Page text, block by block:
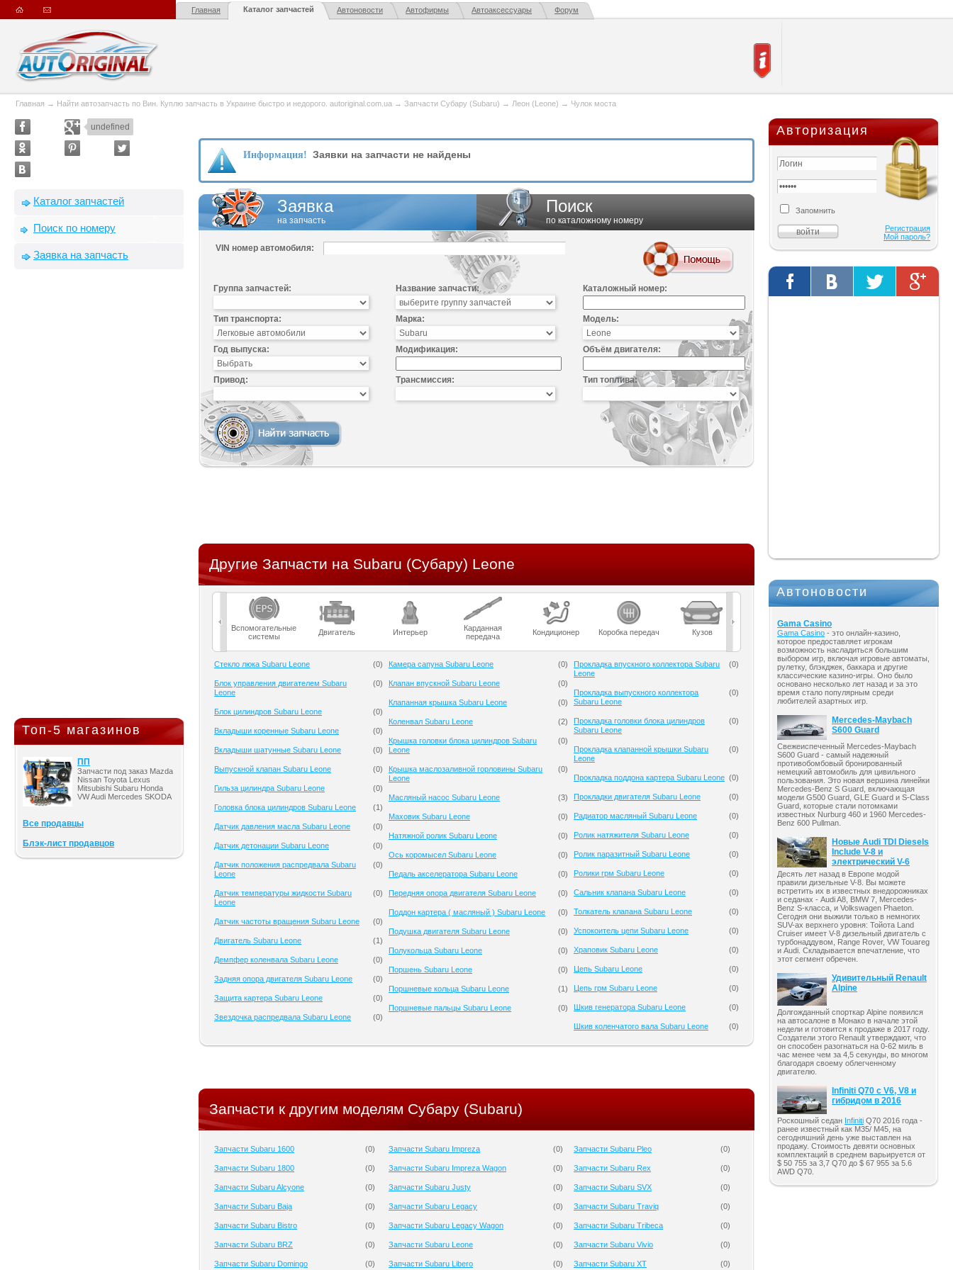
Главная Каталог запчастей Автоновости Автофирмы Автоаксессуары Форум
Главная → Найти автозапчасть по Вин. Куплю запчасть в Украине быстро и недорого. autoriginal.com.ua → Запчасти Субару (Subaru) → Леон (Leone) → Чулок моста
undefined
Каталог запчастей
Поиск по номеру
Заявка на запчасть
Топ-5 магазинов
ПП
Запчасти под заказ Mazda
Nissan Toyota Lexus
Mitsubishi Subaru Honda
VW Audi Mercedes SKODA
Все продавцы
Блэк-лист продавцов
Информация! Заявки на запчасти не найдены
Заявка
на запчасть
Поиск
по каталожному номеру
VIN номер автомобиля:
Группа запчастей: Название запчасти: Каталожный номер:
Тип транспорта: Марка: Модель:
Год выпуска: Модификация: Объём двигателя:
Привод: Трансмиссия: Тип топлива:
Другие Запчасти на Subaru (Субару) Leone
Вспомогательные
системы
Двигатель Интерьер
Карданная
передача
Кондиционер Коробка передач Кузов Масла Мост
Cтекло люка Subaru Leone (0)
Блок управления двигателем Subaru
Leone
(0)
Блок цилиндров Subaru Leone (0)
Вкладыши коренные Subaru Leone (0)
Вкладыши шатунные Subaru Leone (0)
Выпускной клапан Subaru Leone (0)
Гильза цилиндра Subaru Leone (0)
Головка блока цилиндров Subaru Leone (1)
Датчик давления масла Subaru Leone (0)
Датчик детонации Subaru Leone (0)
Датчик положения распредвала Subaru
Leone
(0)
Датчик температуры жидкости Subaru
Leone
(0)
Датчик частоты вращения Subaru Leone (0)
Двигатель Subaru Leone (1)
Демпфер коленвала Subaru Leone (0)
Задняя опора двигателя Subaru Leone (0)
Защита картера Subaru Leone (0)
Звездочка распредвала Subaru Leone (0)
Камера сапуна Subaru Leone (0)
Клапан впускной Subaru Leone (0)
Клапанная крышка Subaru Leone (0)
Коленвал Subaru Leone (2)
Крышка головки блока цилиндров Subaru
Leone
(0)
Крышка маслозаливной горловины Subaru
Leone
(0)
Масляный насос Subaru Leone (3)
Маховик Subaru Leone (0)
Натяжной ролик Subaru Leone (0)
Ось коромысел Subaru Leone (0)
Педаль акселератора Subaru Leone (0)
Передняя опора двигателя Subaru Leone (0)
Поддон картера ( масляный ) Subaru Leone (0)
Подушка двигателя Subaru Leone (0)
Полукольца Subaru Leone (0)
Поршень Subaru Leone (0)
Поршневые кольца Subaru Leone (1)
Поршневые пальцы Subaru Leone (0)
Прокладка впускного коллектора Subaru
Leone
(0)
Прокладка выпускного коллектора
Subaru Leone
(0)
Прокладка головки блока цилиндров
Subaru Leone
(0)
Прокладка клапанной крышки Subaru
Leone
(0)
Прокладка поддона картера Subaru Leone (0)
Прокладки двигателя Subaru Leone (0)
Радиатор масляный Subaru Leone (0)
Ролик натяжителя Subaru Leone (0)
Ролик паразитный Subaru Leone (0)
Ролики грм Subaru Leone (0)
Сальник клапана Subaru Leone (0)
Толкатель клапана Subaru Leone (0)
Успокоитель цепи Subaru Leone (0)
Храповик Subaru Leone (0)
Цепь Subaru Leone (0)
Цепь грм Subaru Leone (0)
Шкив генератора Subaru Leone (0)
Шкив коленчатого вала Subaru Leone (0)
Запчасти к другим моделям Субару (Subaru)
Запчасти Subaru 1600 (0)
Запчасти Subaru 1800 (0)
Запчасти Subaru Alcyone (0)
Запчасти Subaru Baja (0)
Запчасти Subaru Bistro (0)
Запчасти Subaru BRZ (0)
Запчасти Subaru Domingo (0)
Запчасти Subaru Impreza (0)
Запчасти Subaru Impreza Wagon (0)
Запчасти Subaru Justy (0)
Запчасти Subaru Legacy (0)
Запчасти Subaru Legacy Wagon (0)
Запчасти Subaru Leone (0)
Запчасти Subaru Libero (0)
Запчасти Subaru Pleo (0)
Запчасти Subaru Rex (0)
Запчасти Subaru SVX (0)
Запчасти Subaru Traviq (0)
Запчасти Subaru Tribeca (0)
Запчасти Subaru Vivio (0)
Запчасти Subaru XT (0)
Авторизация
Запомнить
Регистрация
Мой пароль?
Автоновости
Gama Casino
Gama Casino - это онлайн-казино,
которое предоставляет игрокам
возможность насладиться большим
выбором игр, включая игровые автоматы,
рулетку, блэкджек, баккара и другие
классические казино-игры. Оно было
основано несколько лет назад и за это
время стало популярным среди
любителей азартных игр.
Mercedes-Maybach
S600 Guard
Свежеиспеченный Mercedes-Maybach
S600 Guard - самый надежный
противобомбовый бронированный
немецкий автомобиль для цивильного
пользования. Это новая вершина линейки
Mercedes-Benz S Guard, включающая
модели G500 Guard, GLE Guard и S-Class
Guard, которые стали потомками
известных Nurburg 460 и 1960 Mercedes-
Benz 600 Pullman.
Новые Audi TDI Diesels
Include V-8 и
электрический V-6
Десять лет назад в Европе модой
правили дизельные V-8. Вы можете
встретить их в известных внедорожниках
и седанах - Audi A8, BMW 7, Mercedes-
Benz S-класса, и Volkswagen Phaeton.
Сегодня они выжили только в немногих
SUV-ах верхнего уровня: Тойота Land
Cruiser имеет V-8 дизельный двигатель с
турбонаддувом, Range Rover, VW Touareg
и Audi. Складывается впечатление, что
этот сегмент обречен.
Удивительный Renault
Alpine
Долгожданный спорткар Alpine появился
на автосалоне в Монако в начале этой
недели и готовится к продаже в 2017 году.
Создатели этого Renault утверждают, что
он способен разогнаться на 0-62 миль в
час менее чем за 4,5 секунды, во многом
благодаря своему облегченному
двигателю.
Infiniti Q70 с V6, V8 и
гибридом в 2016
Роскошный седан Infiniti Q70 2016 года -
ранее известный как M35/ M45, на
сегодняшний день уже выставлен на
продажу. Стоимость девяти основных
комплектаций в среднем варьируется от
$ 50 755 за 3,7 Q70 до $ 67 955 за 5.6
AWD Q70.